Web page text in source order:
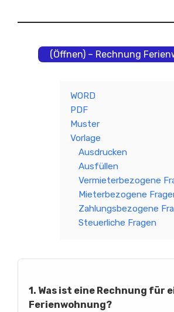
(Öffnen) – Rechnung
WORD
PDF
Muster
Vorlage
Ausdrucken
Ausfüllen
Vermieterbezogene
Mieterbezogene
Zahlungsbezogene
Steuerliche Fragen
1. Was ist eine Rechnung für
Ferienwohnung?